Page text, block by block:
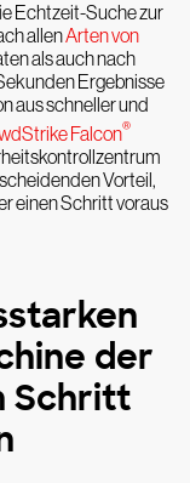
Echtzeit-Suche zur
allenArten von
als auch nach
Ergebnisse
aus schneller und
Falcon®
Vorteil,
einen Schritt voraus
der
Schritt